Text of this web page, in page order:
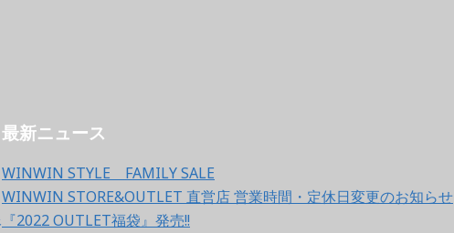
最新ニュース
WINWIN STYLE FAMILY SALE
WINWIN STORE&OUTLET 直営店 営業時間・定休日変更のお知らせ
『2022 OUTLET福袋』発売!!